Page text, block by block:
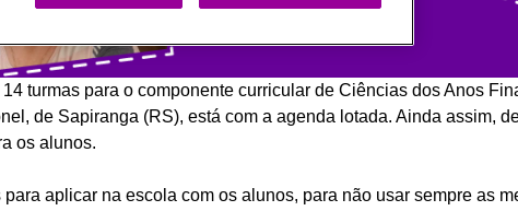
turmas para o componente curricular de Ciências dos Anos
de Sapiranga (RS), está com a agenda lotada. Ainda assim,
os alunos.
aplicar na escola com os alunos, para não usar sempre as